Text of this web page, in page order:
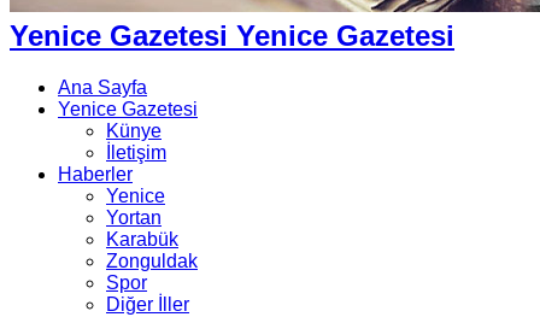
Yenice Gazetesi Yenice Gazetesi
Ana Sayfa
Yenice Gazetesi
Künye
İletişim
Haberler
Yenice
Yortan
Karabük
Zonguldak
Spor
Diğer İller